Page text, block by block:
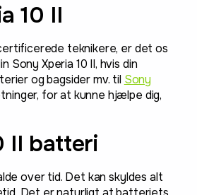
10 II
teknikere, er det os
Xperia 10 II, hvis din
og bagsider mv. til Sony
for at kunne hjælpe dig,
II batteri
over tid. Det kan skyldes alt